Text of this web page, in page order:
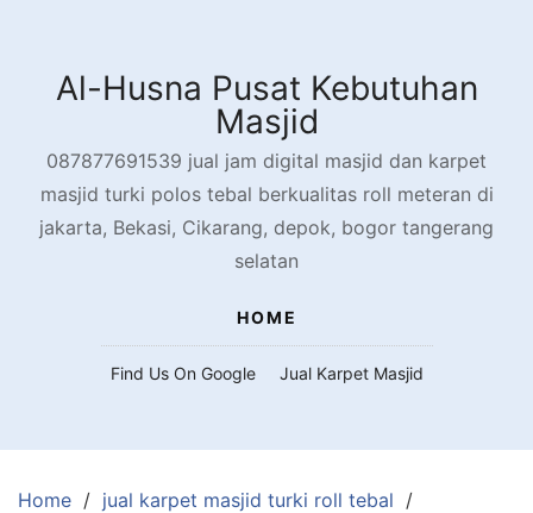
contentAl-Husna Pusat Kebutuhan
Masjid
087877691539 jual jam digital masjid dan karpet
masjid turki polos tebal berkualitas roll meteran di
jakarta, Bekasi, Cikarang, depok, bogor tangerang
selatan
HOME
Find Us On Google Jual Karpet Masjid
Home
jual karpet masjid turki roll tebal